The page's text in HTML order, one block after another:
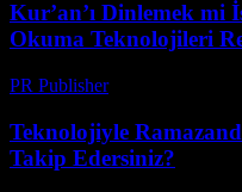
Kur’an’ı Dinlemek mi
Okuma Teknolojileri
PR Publisher-
Teknolojiyle
Takip Edersiniz?